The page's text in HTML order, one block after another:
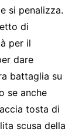
si penalizza.
di
per il
dare
battaglia su
se anche
tosta di
scusa della